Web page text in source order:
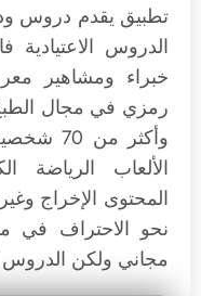
تطبيق يقدم دروس
الدروس
خبراء ومشاهير
رمزي في مجال
وأكثر
الألعاب الرياضة
المحتوى الإخراج
نحو الاحتراف في
مجاني ولكن